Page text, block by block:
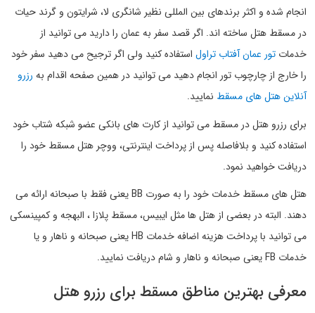
انجام شده و اکثر برندهای بین المللی نظیر شانگری لا، شرایتون و گرند حیات
در مسقط هتل ساخته اند. اگر قصد سفر به عمان را دارید می توانید از
خدمات تور عمان آفتاب تراول استفاده کنید ولی اگر ترجیح می دهید سفر خود
را خارج از چارچوب تور انجام دهید می توانید در همین صفحه اقدام به رزرو
آنلاین هتل های مسقط نمایید.
برای رزرو هتل در مسقط می توانید از کارت های بانکی عضو شبکه شتاب خود
استفاده کنید و بلافاصله پس از پرداخت اینترنتی، ووچر هتل مسقط خود را
دریافت خواهید نمود.
هتل های مسقط خدمات خود را به صورت BB یعنی فقط با صبحانه ارائه می
دهند. البته در بعضی از هتل ها مثل ایبیس، مسقط پلازا ، البهجه و کمپینسکی
می توانید با پرداخت هزینه اضافه خدمات HB یعنی صبحانه و ناهار و یا
خدمات FB یعنی صبحانه و ناهار و شام دریافت نمایید.
معرفی بهترین مناطق مسقط برای رزرو هتل